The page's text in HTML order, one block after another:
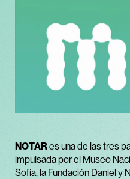
NOTARes una de las tres
impulsada por el Museo
Sofía, la Fundación Daniel y